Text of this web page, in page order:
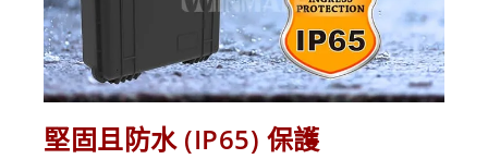
堅固且防水 (IP65) 保護